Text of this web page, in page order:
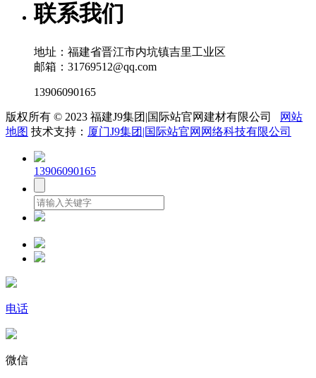
联系我们
地址：福建省晋江市内坑镇吉里工业区
邮箱：31769512@qq.com
13906090165
版权所有 © 2023 福建J9集团|国际站官网建材有限公司
网站
地图 技术支持： 厦门J9集团|国际站官网网络科技有限公司
13906090165
电话
微信